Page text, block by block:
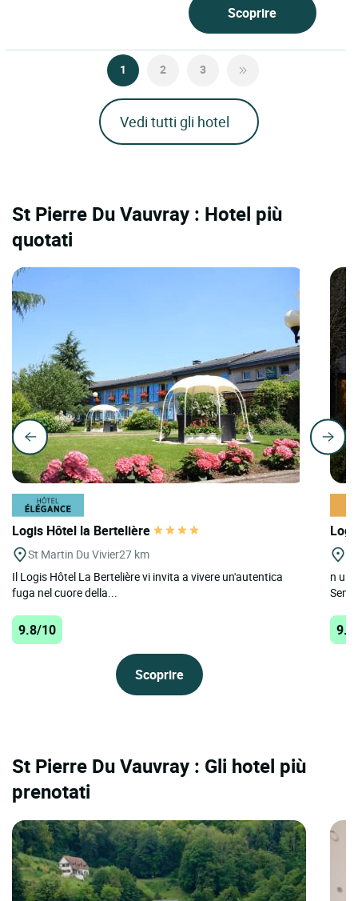
Scoprire
1 2 3
Vedi tutti gli hotel
St Pierre Du Vauvray : Hotel più
quotati
Logis Hôtel la Bertelière
St Martin Du Vivier27 km
Il Logis Hôtel La Bertelière vi invita a vivere un'autentica
fuga nel cuore della...
9.8/10
Scoprire
n un
St Pierre Du Vauvray : Gli hotel più
prenotati